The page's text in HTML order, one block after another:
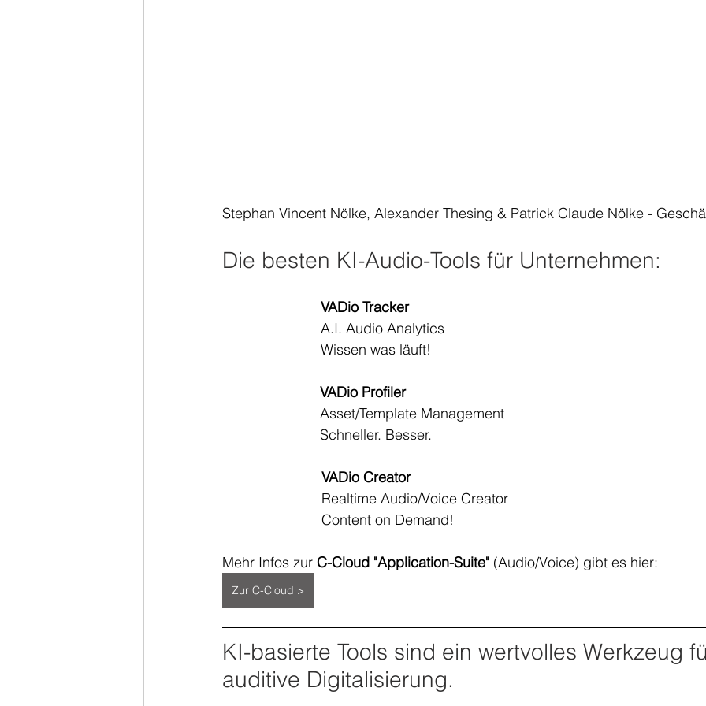
Stephan Vincent Nölke, Alexander Thesing & Patrick Claude Nölke -
Die besten KI-Audio-Tools für Unternehmen:
VADio Tracker
A.I. Audio Analytics
Wissen was läuft!
VADio Profiler
Asset/Template Management
Schneller. Besser.
VADio Creator
Realtime Audio/Voice Creator
Content on Demand!
Mehr Infos zur C-Cloud "Application-Suite" (Audio/Voice) gibt es hier:
Zur C-Cloud >
KI-basierte Tools sind ein wertvolles Werkzeug
auditive Digitalisierung.